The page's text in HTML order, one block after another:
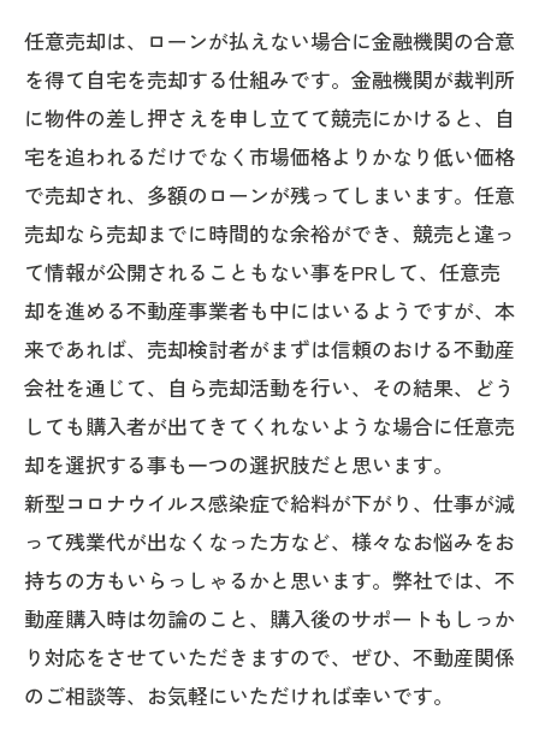
任意売却は、ローンが払えない場合に金融機関の合意
を得て自宅を売却する仕組みです。金融機関が裁判所
に物件の差し押さえを申し立てて競売にかけると、自
宅を追われるだけでなく市場価格よりかなり低い価格
で売却され、多額のローンが残ってしまいます。任意
売却なら売却までに時間的な余裕ができ、競売と違っ
て情報が公開されることもない事をPRして、任意売
却を進める不動産事業者も中にはいるようですが、本
来であれば、売却検討者がまずは信頼のおける不動産
会社を通じて、自ら売却活動を行い、その結果、どう
しても購入者が出てきてくれないような場合に任意売
却を選択する事も一つの選択肢だと思います。
新型コロナウイルス感染症で給料が下がり、仕事が減
って残業代が出なくなった方など、様々なお悩みをお
持ちの方もいらっしゃるかと思います。弊社では、不
動産購入時は勿論のこと、購入後のサポートもしっか
り対応をさせていただきますので、ぜひ、不動産関係
のご相談等、お気軽にいただければ幸いです。